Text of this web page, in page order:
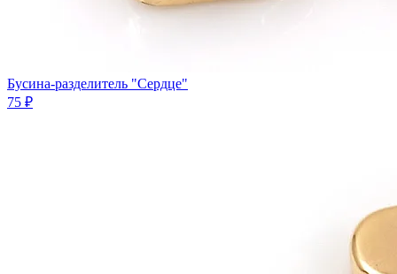
Бусина-разделитель "Сердце"
75 ₽